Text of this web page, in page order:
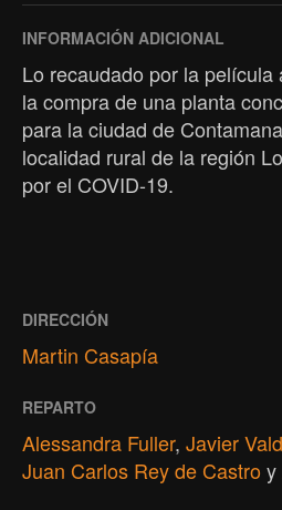
INFORMACIÓN ADICIONAL
Lo recaudado por la
la compra de una planta
para la ciudad de
localidad rural de la región
por el COVID-19.
DIRECCIÓN
Martin Casapía
REPARTO
Alessandra Fuller, Javier
Juan Carlos Rey de Castroy